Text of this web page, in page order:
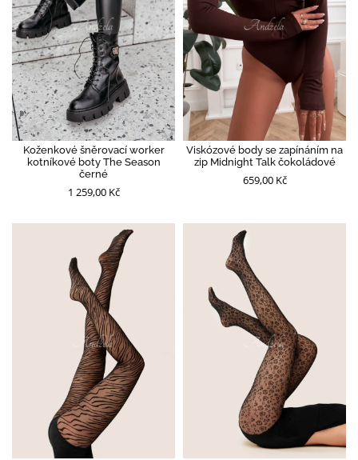
Koženkové šněrovací worker
kotníkové boty The Season
černé
1 259,00 Kč
Viskózové body se zapínáním na
zip Midnight Talk čokoládové
659,00 Kč